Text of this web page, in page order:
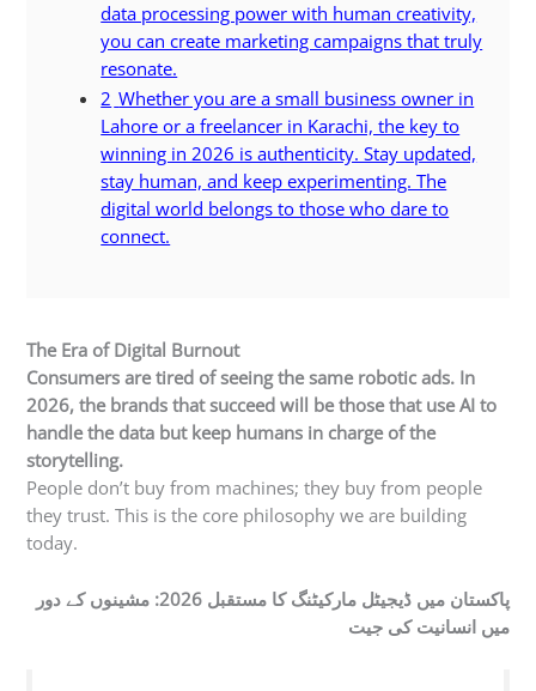
data processing power with human creativity,
you can create marketing campaigns that truly
resonate.
2 Whether you are a small business owner in
Lahore or a freelancer in Karachi, the key to
winning in 2026 is authenticity. Stay updated,
stay human, and keep experimenting. The
digital world belongs to those who dare to
connect.
The Era of Digital Burnout
Consumers are tired of seeing the same robotic ads. In
2026, the brands that succeed will be those that use AI to
handle the data but keep humans in charge of the
storytelling.
People don’t buy from machines; they buy from people
they trust. This is the core philosophy we are building
today.
پاکستان میں ڈیجیٹل مارکیٹنگ کا مستقبل 2026: مشینوں کے دور
میں انسانیت کی جیت